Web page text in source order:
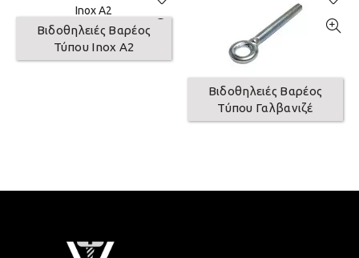
Βιδοθηλειές Βαρέος
Τύπου Inox A2
Βιδοθηλειές Βαρέος
Τύπου Γαλβανιζέ